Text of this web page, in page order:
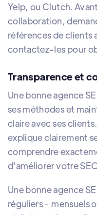
Yelp, ou Clutch.
collaboration,
références de clients
contactez-les pour
Transparence et
Une bonne agence
ses méthodes et
claire avec ses
explique clairement
comprendre
d'améliorer votre
Une bonne agence
réguliers - mensuels